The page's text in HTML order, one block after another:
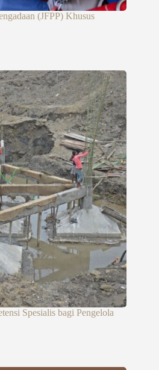
(JFPP) Khusus
Spesialis bagi Pengelola